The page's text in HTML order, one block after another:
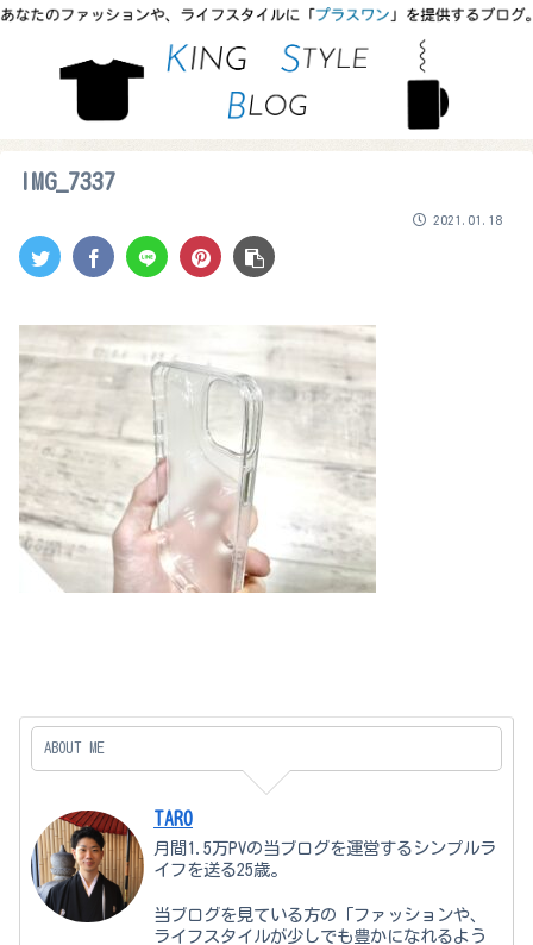
IMG_7337
2021.01.18
ABOUT ME
TARO
月間1.5万PVの当ブログを運営するシンプルラ
イフを送る25歳。
当ブログを見ている方の「ファッションや、
ライフスタイルが少しでも豊かになれるよう